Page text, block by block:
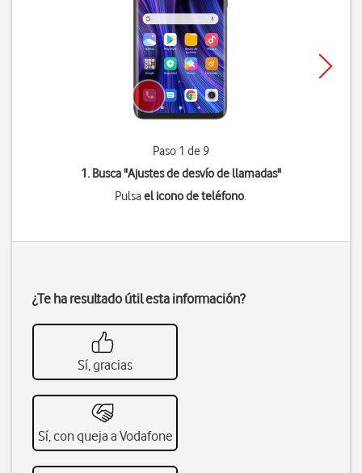
Paso 1 de 9
1. Busca "Ajustes de desvío de llamadas"
Pulsael icono de teléfono.
¿Te ha resultado útil esta información?
Sí, gracias
Sí, con queja a Vodafone